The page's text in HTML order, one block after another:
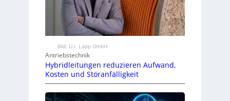
Bild: U.I. Lapp GmbH
Antriebstechnik
Hybridleitungen reduzieren Aufwand,
Kosten und Störanfälligkeit